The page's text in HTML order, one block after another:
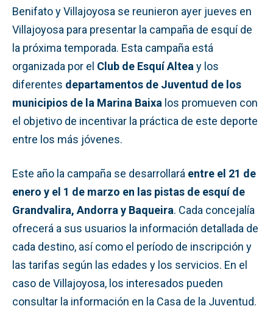
Benifato y Villajoyosa se reunieron ayer jueves en
Villajoyosa para presentar la campaña de esquí de
la próxima temporada. Esta campaña está
organizada por el Club de Esquí Altea y los
diferentes departamentos de Juventud de los
municipios de la Marina Baixa los promueven con
el objetivo de incentivar la práctica de este deporte
entre los más jóvenes.
Este año la campaña se desarrollará entre el 21 de
enero y el 1 de marzo en las pistas de esquí de
Grandvalira, Andorra y Baqueira. Cada concejalía
ofrecerá a sus usuarios la información detallada de
cada destino, así como el período de inscripción y
las tarifas según las edades y los servicios. En el
caso de Villajoyosa, los interesados pueden
consultar la información en la Casa de la Juventud.